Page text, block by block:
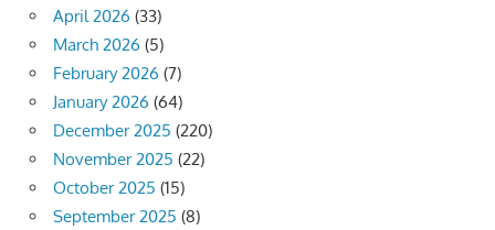
April 2026 (33)
March 2026 (5)
February 2026 (7)
January 2026 (64)
December 2025 (220)
November 2025 (22)
October 2025 (15)
September 2025 (8)